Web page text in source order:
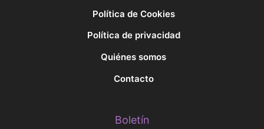
Política de Cookies
Política de privacidad
Quiénes somos
Contacto
Boletín